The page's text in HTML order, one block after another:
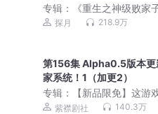
专辑：
《重生之神级败家
探月 218.9万
第156集 Alpha0.5版本更
家系统！1（加更2）
专辑：
【新品限免】这游
丨爆笑废土霸榜神作丨紫
紫襟剧社 140.3万